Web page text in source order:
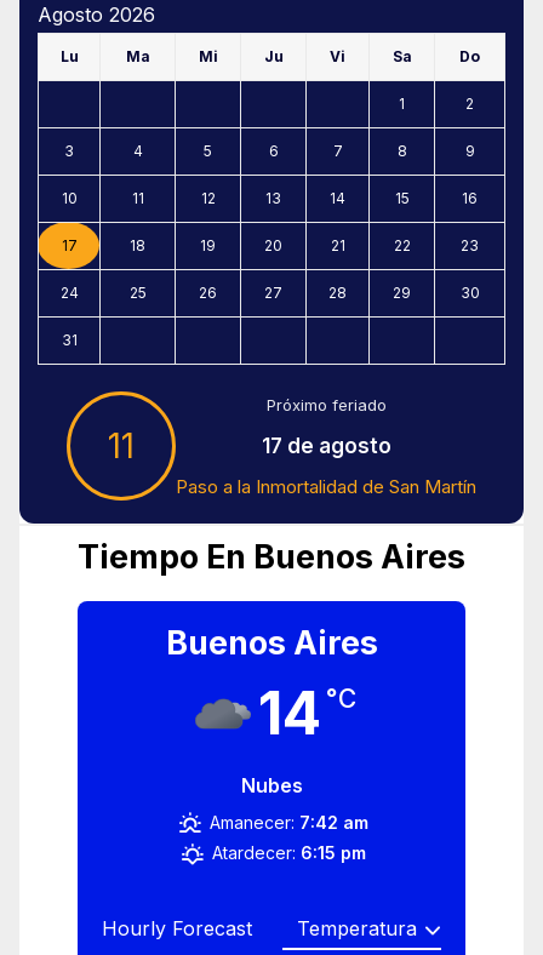
Agosto 2026
Lu Ma Mi Ju Vi Sa Do
1 2
3 4 5 6 7 8 9
10 11 12 13 14 15 16
17 18 19 20 21 22 23
24 25 26 27 28 29 30
31
11
Próximo feriado
17 de agosto
Paso a la Inmortalidad de San Martín
Tiempo En Buenos Aires
Buenos Aires
14 °C
Nubes
Amanecer: 7:42 am
Atardecer: 6:15 pm
Hourly Forecast